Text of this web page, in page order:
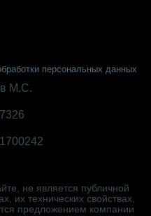
персональных данных
М.С.
не является публичной
их технических свойствах,
предложением компании